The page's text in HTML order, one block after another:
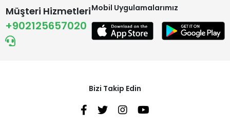
Müşteri Hizmetleri
+902125657020
Mobil Uygulamalarımız
Bizi Takip Edin